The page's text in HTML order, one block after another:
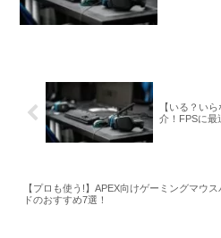
【いる？い
介！FPSに最
【プロも使う!】APEX向けゲーミングマウス
ドのおすすめ7選！